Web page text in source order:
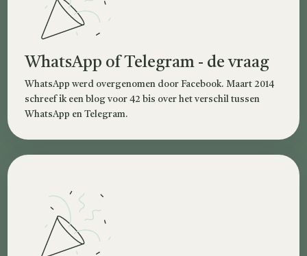
WhatsApp of Telegram - de vraag
WhatsApp werd overgenomen door Facebook. Maart 2014
schreef ik een blog voor 42 bis over het verschil tussen
WhatsApp en Telegram.